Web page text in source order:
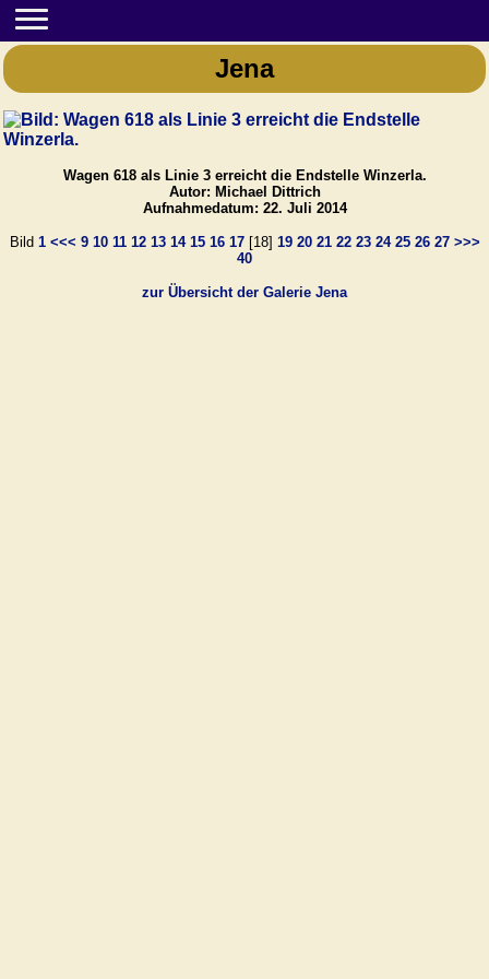
Jena
Wagen 618 als Linie 3 erreicht die Endstelle Winzerla.
Autor: Michael Dittrich
Aufnahmedatum: 22. Juli 2014
Bild 1 <<< 9 10 11 12 13 14 15 16 17[18] 19 20 21 22 23 24 25 26 27 >>>
40
zur Übersicht der Galerie Jena